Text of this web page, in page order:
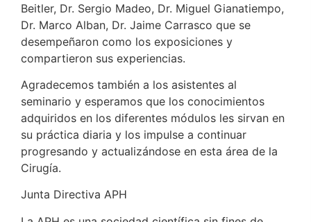
Beitler, Dr. Sergio Madeo, Dr. Miguel Gianatiempo,
Dr. Marco Alban, Dr. Jaime Carrasco que se
desempeñaron como los exposiciones y
compartieron sus experiencias.
Agradecemos también a los asistentes al
seminario y esperamos que los conocimientos
adquiridos en los diferentes módulos les sirvan en
su práctica diaria y los impulse a continuar
progresando y actualizándose en esta área de la
Cirugía.
Junta Directiva APH